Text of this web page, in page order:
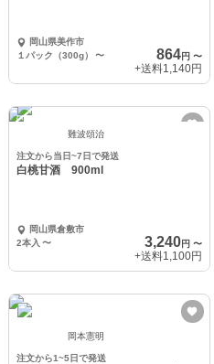
岡山県美作市
１パック（300g）
〜 864円 〜
+送料1,140円
難波頌治
注文から当日~7日で発送
白桃甘酒 900ml
岡山県倉敷市
2本入 〜 3,240円 〜
+送料1,100円
岡本憲明
注文から1~5日で発送